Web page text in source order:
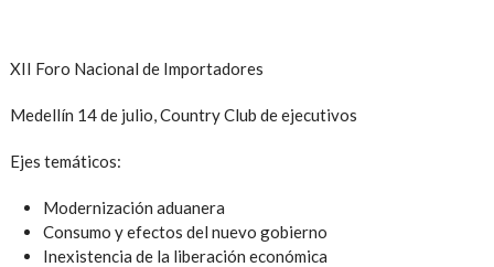
XII Foro Nacional de Importadores
Medellín 14 de julio, Country Club de ejecutivos
Ejes temáticos:
Modernización aduanera
Consumo y efectos del nuevo gobierno
Inexistencia de la liberación económica